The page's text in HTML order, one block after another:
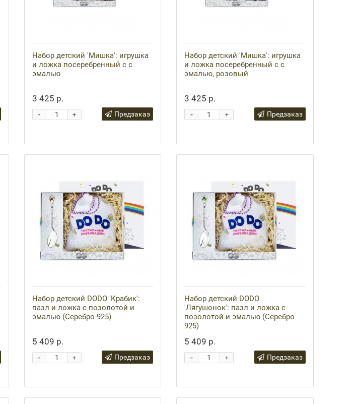
Набор детский 'Мишка': игрушка
и ложка посеребренный с с
эмалью
3 425 р.
+
- Предзаказ
Набор детский 'Мишка': игрушка
и ложка посеребренный с с
эмалью, розовый
3 425 р.
+
- Предзаказ
Набор детский DODO 'Крабик':
пазл и ложка с позолотой и
эмалью (Серебро 925)
5 409 р.
+
- Предзаказ
Набор детский DODO
'Лягушонок': пазл и ложка с
позолотой и эмалью (Серебро
925)
5 409 р.
+
- Предзаказ